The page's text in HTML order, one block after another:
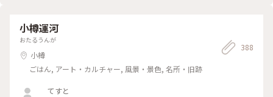
小樽運河
おたるうんが
小樽
ごはん, アート・カルチャー, 風景・景色, 名所・旧跡
388
てすと